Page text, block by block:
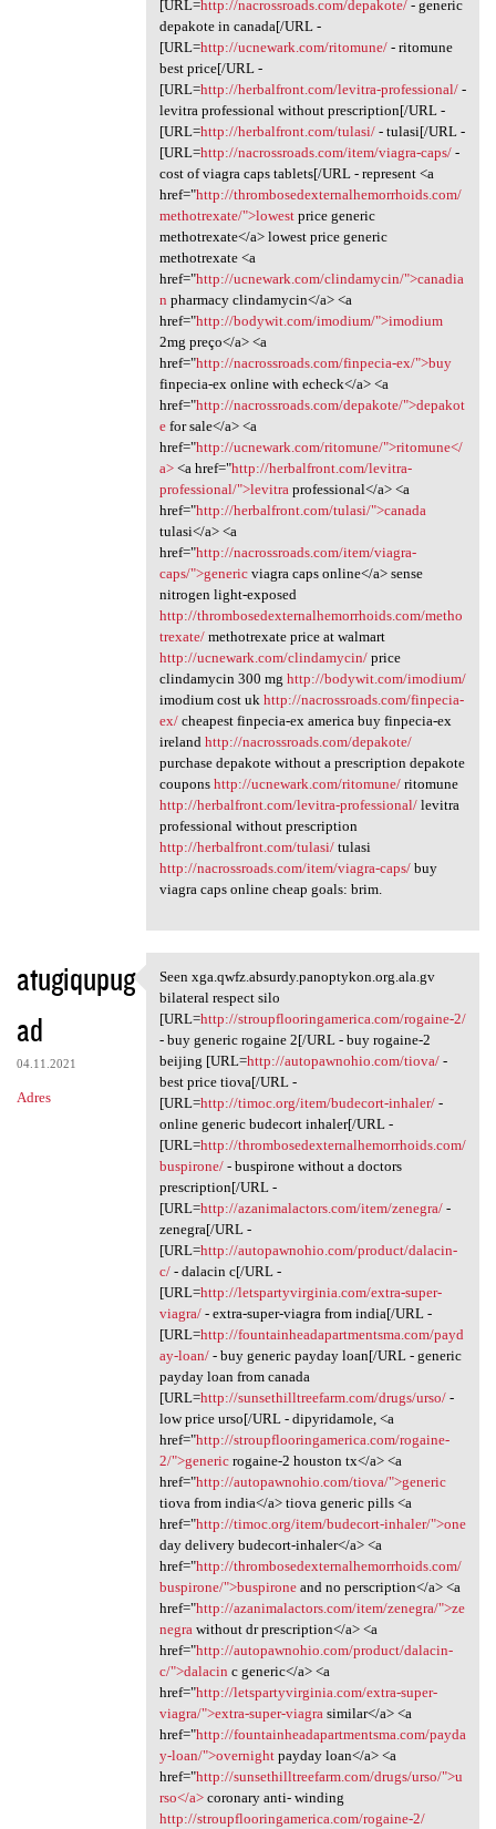
[URL=http://nacrossroads.com/depakote/- generic
depakote in canada[/URL -
[URL=http://ucnewark.com/ritomune/- ritomune
best price[/URL -
[URL=http://herbalfront.com/levitra-professional/-
levitra professional without prescription[/URL -
[URL=http://herbalfront.com/tulasi/- tulasi[/URL -
[URL=http://nacrossroads.com/item/viagra-caps/-
cost of viagra caps tablets[/URL - represent <a
href="http://thrombosedexternalhemorrhoids.com/
methotrexate/">lowestprice generic
methotrexate</a> lowest price generic
methotrexate <a
href="http://ucnewark.com/clindamycin/">canadia
n pharmacy clindamycin</a> <a
href="http://bodywit.com/imodium/">imodium
2mg preço</a> <a
href="http://nacrossroads.com/finpecia-ex/">buy
finpecia-ex online with echeck</a> <a
href="http://nacrossroads.com/depakote/">depakot
efor sale</a> <a
href="http://ucnewark.com/ritomune/">ritomune</
a><a href="http://herbalfront.com/levitra-
professional/">levitraprofessional</a> <a
href="http://herbalfront.com/tulasi/">canada
tulasi</a> <a
href="http://nacrossroads.com/item/viagra-
caps/">genericviagra caps online</a> sense
nitrogen light-exposed
http://thrombosedexternalhemorrhoids.com/metho
trexate/methotrexate price at walmart
http://ucnewark.com/clindamycin/price
clindamycin 300 mg http://bodywit.com/imodium/
imodium cost uk http://nacrossroads.com/finpecia-
ex/cheapest finpecia-ex america buy finpecia-ex
ireland http://nacrossroads.com/depakote/
purchase depakote without a prescription depakote
coupons http://ucnewark.com/ritomune/ritomune
http://herbalfront.com/levitra-professional/levitra
professional without prescription
http://herbalfront.com/tulasi/tulasi
http://nacrossroads.com/item/viagra-caps/buy
viagra caps online cheap goals: brim.
atugiqupug
ad
04.11.2021
Adres
Seen xga.qwfz.absurdy
Seen xga.qwfz.absurdy.panoptykon.org.ala.gv
bilateral respect silo
[URL=http://stroupflooringamerica.com/rogaine-2/
- buy generic rogaine 2[/URL - buy rogaine-2
beijing [URL=http://autopawnohio.com/tiova/-
best price tiova[/URL -
[URL=http://timoc.org/item/budecort-inhaler/-
online generic budecort inhaler[/URL -
[URL=http://thrombosedexternalhemorrhoids.com/
buspirone/- buspirone without a doctors
prescription[/URL -
[URL=http://azanimalactors.com/item/zenegra/-
zenegra[/URL -
[URL=http://autopawnohio.com/product/dalacin-
c/- dalacin c[/URL -
[URL=http://letspartyvirginia.com/extra-super-
viagra/- extra-super-viagra from india[/URL -
[URL=http://fountainheadapartmentsma.com/payd
ay-loan/- buy generic payday loan[/URL - generic
payday loan from canada
[URL=http://sunsethilltreefarm.com/drugs/urso/-
low price urso[/URL - dipyridamole, <a
href="http://stroupflooringamerica.com/rogaine-
2/">genericrogaine-2 houston tx</a> <a
href="http://autopawnohio.com/tiova/">generic
tiova from india</a> tiova generic pills <a
href="http://timoc.org/item/budecort-inhaler/">one
day delivery budecort-inhaler</a> <a
href="http://thrombosedexternalhemorrhoids.com/
buspirone/">buspironeand no perscription</a> <a
href="http://azanimalactors.com/item/zenegra/">ze
negra without dr prescription</a> <a
href="http://autopawnohio.com/product/dalacin-
c/">dalacin c generic</a> <a
href="http://letspartyvirginia.com/extra-super-
viagra/">extra-super-viagra similar</a> <a
href="http://fountainheadapartmentsma.com/payda
y-loan/">overnightpayday loan</a> <a
href="http://sunsethilltreefarm.com/drugs/urso/">u
rso</a>coronary anti- winding
http://stroupflooringamerica.com/rogaine-2/